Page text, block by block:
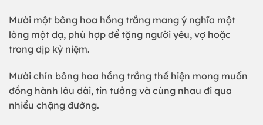
Mười một bông hoa hồng trắng mang ý nghĩa một
lòng một dạ, phù hợp để tặng người yêu, vợ hoặc
trong dịp kỷ niệm.
Mười chín bông hoa hồng trắng thể hiện mong muốn
đồng hành lâu dài, tin tưởng và cùng nhau đi qua
nhiều chặng đường.